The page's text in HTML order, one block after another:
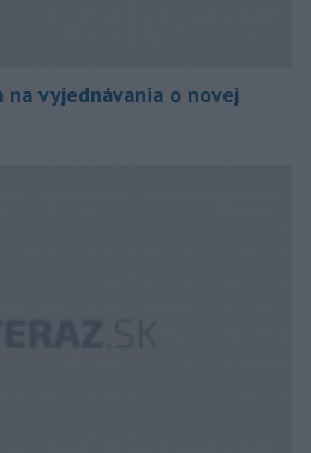
na vyjednávania o novej